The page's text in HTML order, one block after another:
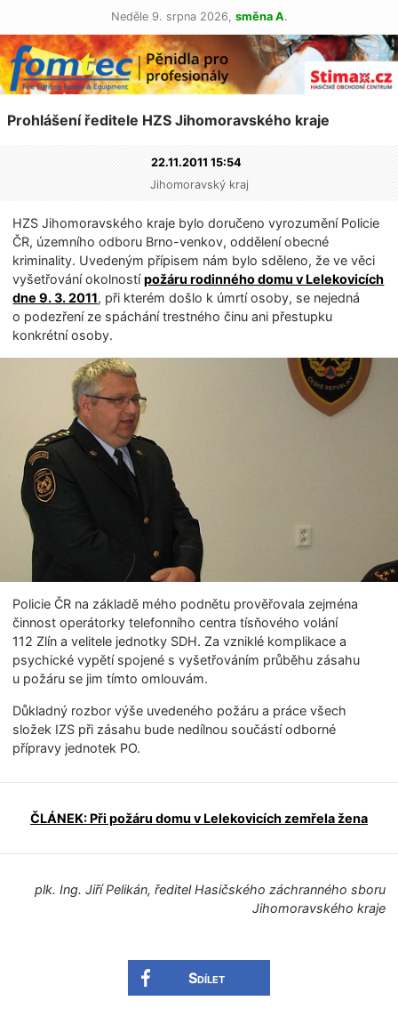
Neděle 9. srpna 2026, směna A.
Prohlášení ředitele HZS Jihomoravského kraje
22.11.2011 15:54
Jihomoravský kraj
HZS Jihomoravského kraje bylo doručeno vyrozumění Policie
ČR, územního odboru Brno-venkov, oddělení obecné
kriminality. Uvedeným přípisem nám bylo sděleno, že ve věci
vyšetřování okolnostípožáru rodinného domu v Lelekovicích
dne 9. 3. 2011, při kterém došlo k úmrtí osoby, se nejedná
o podezření ze spáchání trestného činu ani přestupku
konkrétní osoby.
Policie ČR na základě mého podnětu prověřovala zejména
činnost operátorky telefonního centra tísňového volání
112 Zlín a velitele jednotky SDH. Za vzniklé komplikace a
psychické vypětí spojené s vyšetřováním průběhu zásahu
u požáru se jim tímto omlouvám.
Důkladný rozbor výše uvedeného požáru a práce všech
složek IZS při zásahu bude nedílnou součástí odborné
přípravy jednotek PO.
ČLÁNEK: Při požáru domu v Lelekovicích zemřela žena
plk. Ing. Jiří Pelikán, ředitel Hasičského záchranného sboru
Jihomoravského kra­je
Sdílet